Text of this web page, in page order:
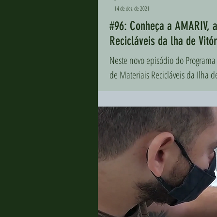
#96: Conheça a AMARIV,
Recicláveis da lha de
Neste novo episódio do
de Materiais Recicláveis da Ilha
14 de dez. de 2021